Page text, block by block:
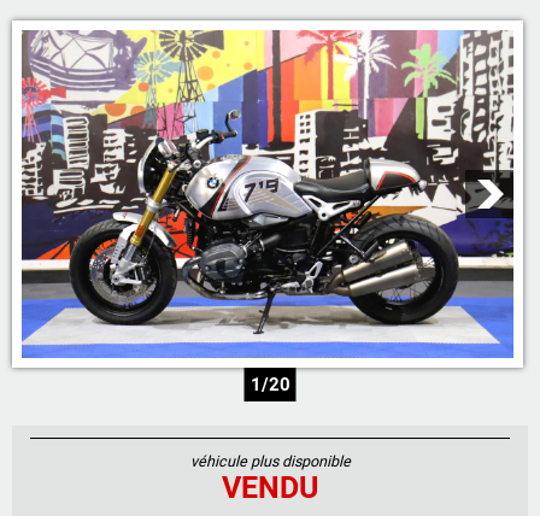
05 46 59 19 28
07 71 24 14 00
07 71 23 70 00
06 81 17 30 67
1/20
véhicule plus disponible
VENDU